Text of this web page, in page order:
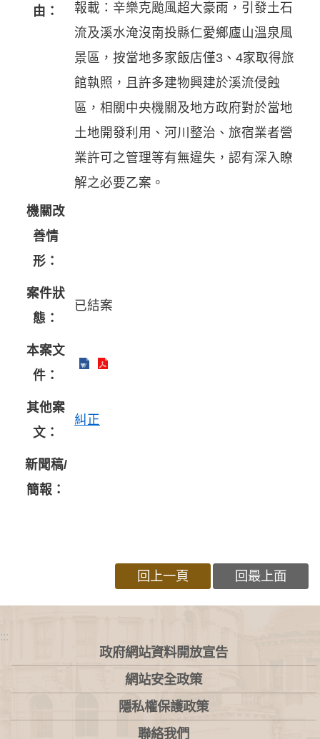
由：
報載：辛樂克颱風超大豪雨，引發土石
流及溪水淹沒南投縣仁愛鄉廬山溫泉風
景區，按當地多家飯店僅3、4家取得旅
館執照，且許多建物興建於溪流侵蝕
區，相關中央機關及地方政府對於當地
土地開發利用、河川整治、旅宿業者營
業許可之管理等有無違失，認有深入瞭
解之必要乙案。
機關改
善情
形：
案件狀
態：
已結案
本案文
件：
其他案
文：
糾正
新聞稿/
簡報：
回上一頁 回最上面
:::
政府網站資料開放宣告
網站安全政策
隱私權保護政策
聯絡我們